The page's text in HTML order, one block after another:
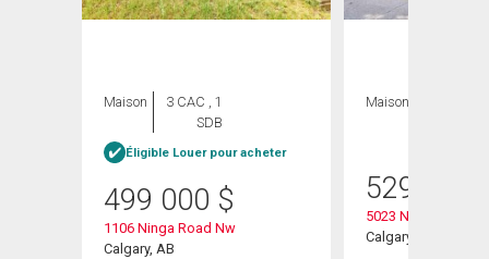
Maison
3 CAC , 1
SDB
Éligible Louer pour acheter
499 000 $
1106 Ninga Road Nw
Calgary, AB
Maison
529 000
5023 North Haven
Calgary, AB